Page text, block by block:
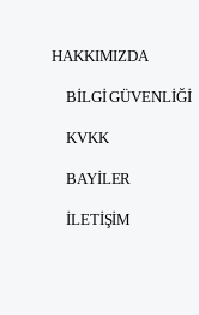
HAKKIMIZDA
BILGI GÜVENLIĞI
KVKK
BAYILER
İLETIŞIM